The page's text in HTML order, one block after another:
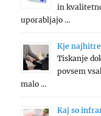
in
uporabljajo …
Kje
Tiskanje
povsem
malo …
Kaj so